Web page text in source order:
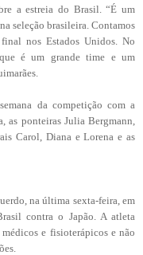
a estreia do Brasil. “É um
seleção brasileira. Contamos
nos Estados Unidos. No
é um grande time e um
da competição com a
as ponteiras Julia Bergmann,
Carol, Diana e Lorena e as
na última sexta-feira, em
contra o Japão. A atleta
e fisioterápicos e não